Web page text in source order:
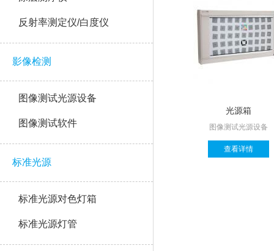
反射率测定仪/白度仪
影像检测
图像测试光源设备
图像测试软件
标准光源
标准光源对色灯箱
标准光源灯管
光源箱
图像测试光源设备
查看详情